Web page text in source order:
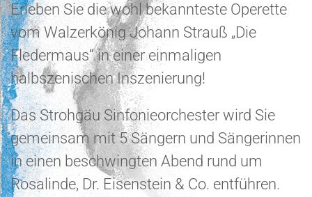
Erleben Sie die wohl bekannteste Operette
vom Walzerkönig Johann Strauß „Die
Fledermaus“ in einer einmaligen
halbszenischen Inszenierung!
Das Strohgäu Sinfonieorchester wird Sie
gemeinsam mit 5 Sängern und Sängerinnen
in einen beschwingten Abend rund um
Rosalinde, Dr. Eisenstein & Co. entführen.